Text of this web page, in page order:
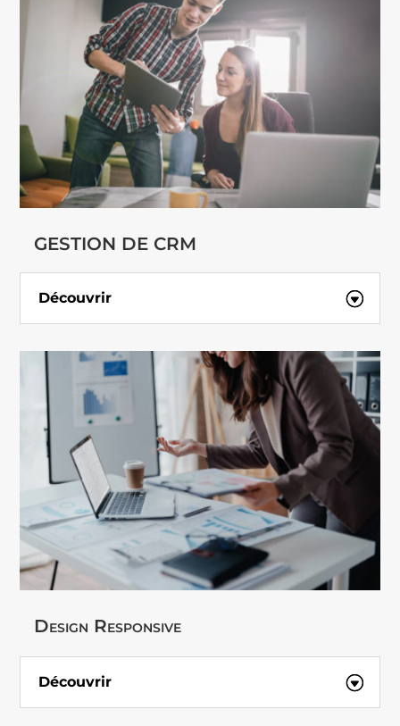
GESTION DE CRM
Découvrir
Design Responsive
Découvrir